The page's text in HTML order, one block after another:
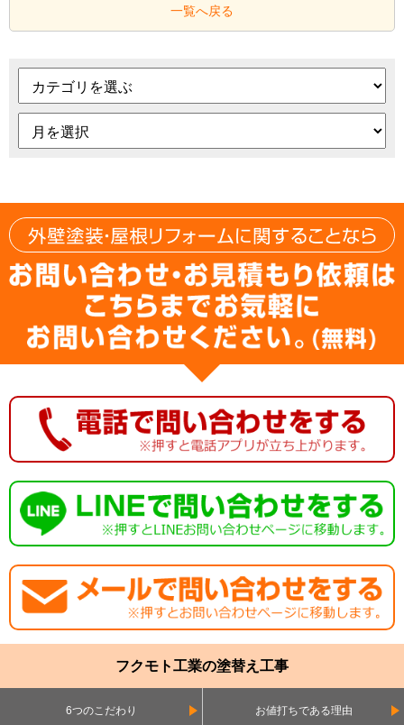
一覧へ戻る
フクモト工業の塗替え工事
6つのこだわり お値打ちである理由